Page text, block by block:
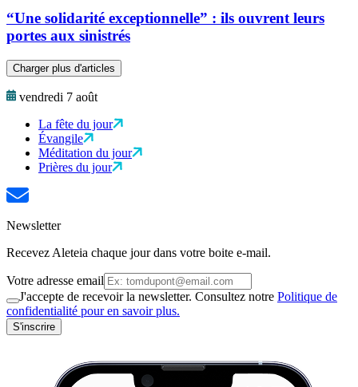
“Une solidarité exceptionnelle” : ils ouvrent leurs
portes aux sinistrés
Charger plus d'articles
vendredi 7 août
La fête du jour
Évangile
Méditation du jour
Prières du jour
Newsletter
Recevez Aleteia chaque jour dans votre boite e-mail.
Votre adresse email
J'accepte de recevoir la newsletter. Consultez notre Politique de
confidentialité pour en savoir plus.
S'inscrire